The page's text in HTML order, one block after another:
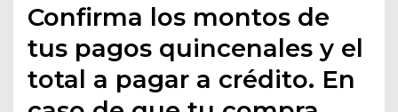
Confirma los montos de
tus pagos quincenales y el
total a pagar a crédito. En